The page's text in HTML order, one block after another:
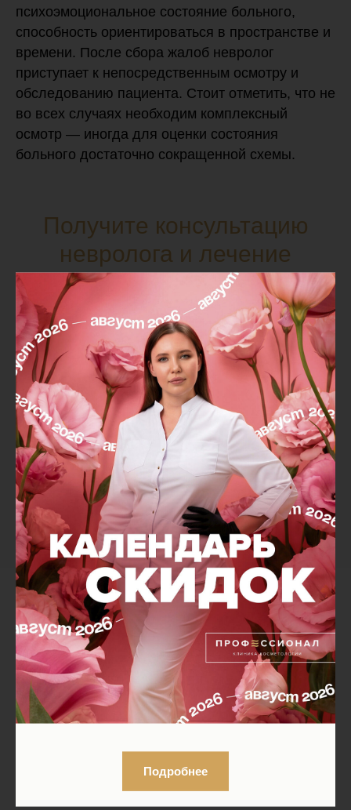
психоэмоциональное состояние больного,
способность ориентироваться в пространстве и
времени. После сбора жалоб невролог
приступает к непосредственным осмотру и
обследованию пациента. Стоит отметить, что не
во всех случаях необходим комплексный
осмотр — иногда для оценки состояния
больного достаточно сокращенной схемы.
Получите консультацию
невролога и лечение
высокого уровня для
сохранения своего здоровья
и молодости!
Записаться на приём
Специалисты
Подробнее